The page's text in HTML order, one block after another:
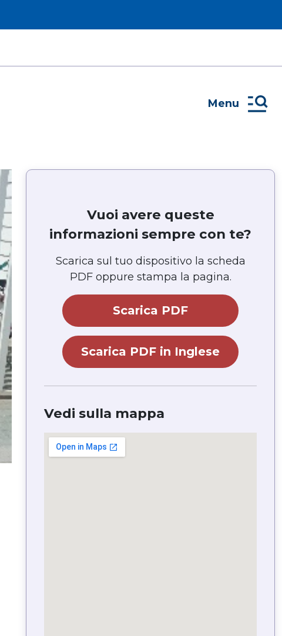
Menu
Vuoi avere queste
informazioni sempre con te?
Scarica sul tuo dispositivo la scheda
PDF oppure stampa la pagina.
Scarica PDF
Scarica PDF in Inglese
Vedi sulla mappa